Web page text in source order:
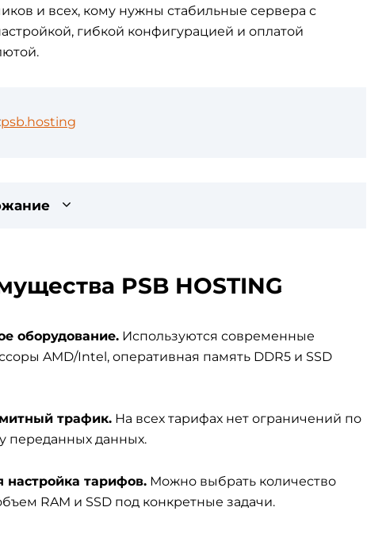
и всех, кому нужны стабильные сервера с
гибкой конфигурацией и оплатой
psb.hosting
PSB HOSTING
оборудование. Используются современные
AMD/Intel, оперативная память DDR5 и SSD
трафик. На всех тарифах нет ограничений по
переданных данных.
настройка тарифов. Можно выбрать количество
RAM и SSD под конкретные задачи.